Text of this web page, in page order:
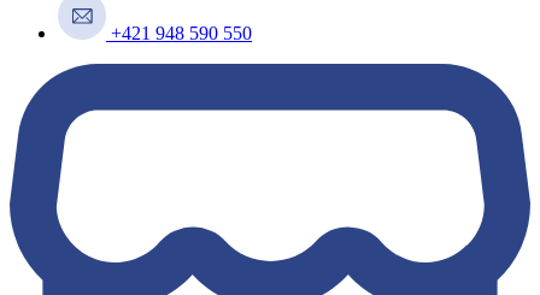
+421 948 590 550